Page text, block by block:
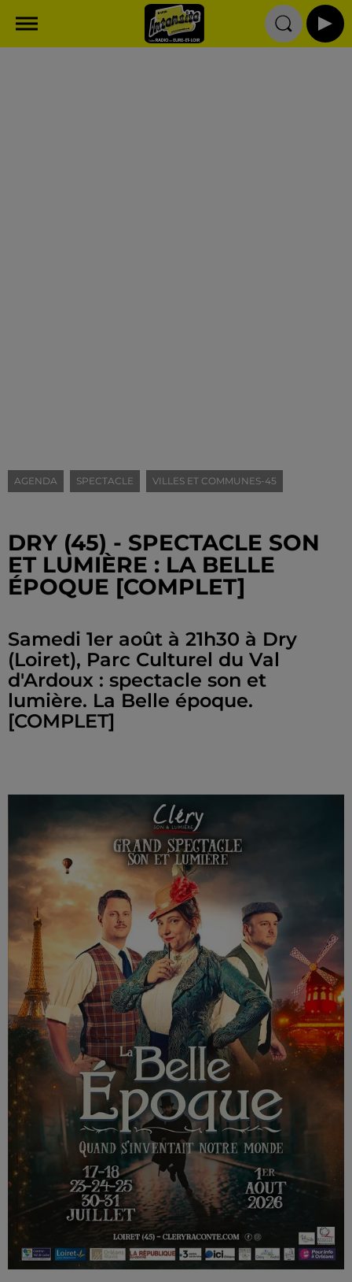
AGENDA SPECTACLE VILLES ET COMMUNES-45
DRY (45) - SPECTACLE SON
ET LUMIÈRE : LA BELLE
ÉPOQUE [COMPLET]
Samedi 1er août à 21h30 à Dry
(Loiret), Parc Culturel du Val
d'Ardoux : spectacle son et
lumière. La Belle époque.
[COMPLET]